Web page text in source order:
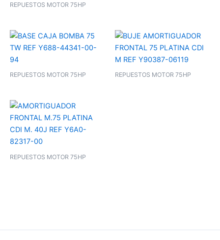
REPUESTOS MOTOR 75HP
REPUESTOS MOTOR 75HP REPUESTOS MOTOR 75HP
REPUESTOS MOTOR 75HP